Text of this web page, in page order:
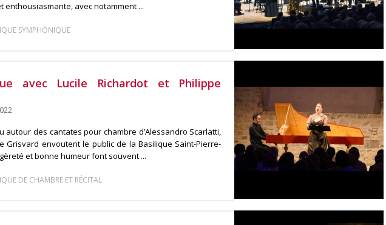
avec notamment ...
SYMPHONIQUE
avec Lucile Richardot et Philippe
autour des cantates pour chambre d’Alessandro Scarlatti,
Grisvard envoutent le public de la Basilique Saint-Pierre-
et bonne humeur font souvent ...
DE CHAMBRE ET RÉCITAL